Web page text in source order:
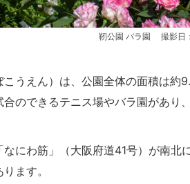
靭公園 バラ園 撮影日
こうえん）は、公園全体の面積は
のできるテニス場やバラ園があり
なにわ筋」（大阪府道41号）が南北
ます。